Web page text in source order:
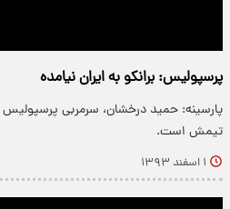
پرسپولیس: برانکو به ایران نیامده
پارسینه: حمید درخشان، سرمربی
تیمش است.
۱ اسفند ۱۳۹۳